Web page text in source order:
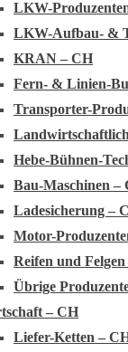
LKW-
LKW-Aufbau- &
KRAN – CH
Fern- & Linien-
Transporter-
Hebe-Bühnen-
Bau-Maschinen –
Ladesicherung –
Motor-
Reifen und
Übrige
– CH
Liefer-Ketten –